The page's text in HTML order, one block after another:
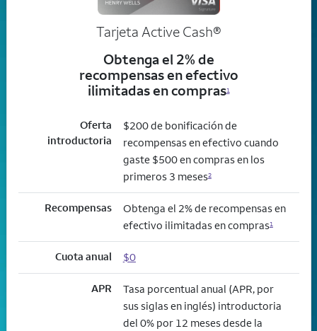
Tarjeta Active Cash®
Obtenga el 2% de
recompensas en efectivo
ilimitadas en compras1
Oferta
introductoria
$200 de bonificación de
recompensas en efectivo cuando
gaste $500 en compras en los
primeros 3 meses2
Recompensas
Obtenga el 2% de recompensas en
efectivo ilimitadas en compras1
Cuota anual $0
APR
Tasa porcentual anual (APR, por
sus siglas en inglés) introductoria
del 0% por 12 meses desde la